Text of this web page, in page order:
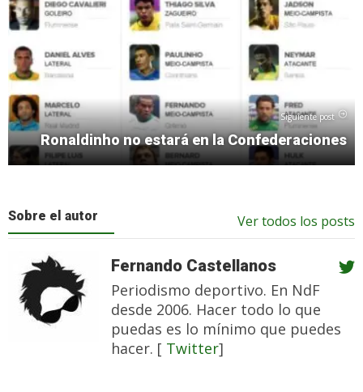
Siguiente post
Ronaldinho no estará en la Confederaciones
Sobre el autor Ver todos los posts
Fernando Castellanos
Periodismo deportivo. En NdF
desde 2006. Hacer todo lo que
puedas es lo mínimo que puedes
hacer. [ Twitter]